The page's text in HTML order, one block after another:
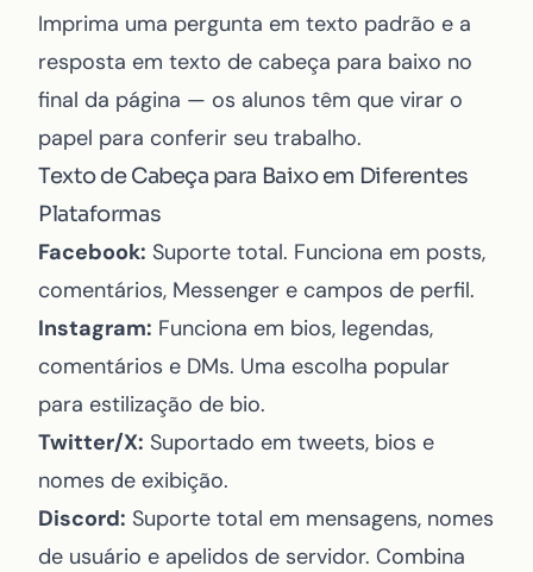
Imprima uma pergunta em texto padrão e a
resposta em texto de cabeça para baixo no
final da página — os alunos têm que virar o
papel para conferir seu trabalho.
Texto de Cabeça para Baixo em Diferentes
Plataformas
Facebook: Suporte total. Funciona em posts,
comentários, Messenger e campos de perfil.
Instagram: Funciona em bios, legendas,
comentários e DMs. Uma escolha popular
para estilização de bio.
Twitter/X: Suportado em tweets, bios e
nomes de exibição.
Discord: Suporte total em mensagens, nomes
de usuário e apelidos de servidor. Combina